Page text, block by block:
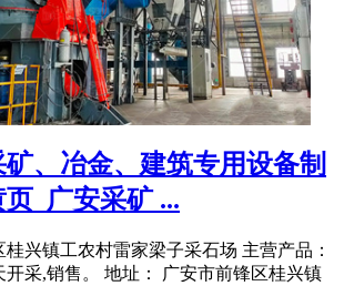
矿、冶金、建筑专用设备制
_广安采矿 ...
桂兴镇工农村雷家梁子采石场 主营产品：
开采,销售。 地址： 广安市前锋区桂兴镇